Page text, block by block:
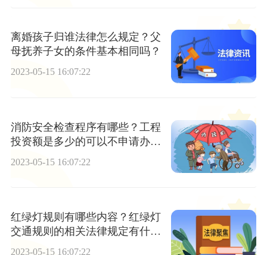
离婚孩子归谁法律怎么规定？父
母抚养子女的条件基本相同吗？
2023-05-15 16:07:22
消防安全检查程序有哪些？工程
投资额是多少的可以不申请办理
2023-05-15 16:07:22
红绿灯规则有哪些内容？红绿灯
交通规则的相关法律规定有什
么？
2023-05-15 16:07:22